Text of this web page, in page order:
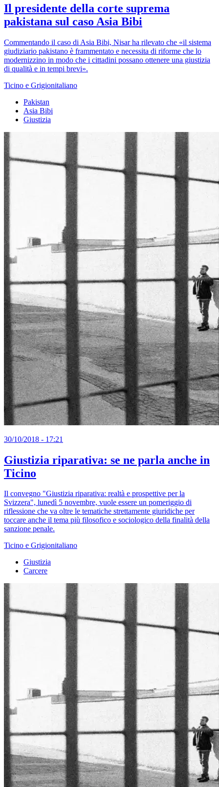
Il presidente della corte suprema
pakistana sul caso Asia Bibi
Commentando il caso di Asia Bibi, Nisar ha rilevato che «il sistema
giudiziario pakistano è frammentato e necessita di riforme che lo
modernizzino in modo che i cittadini possano ottenere una giustizia
di qualità e in tempi brevi».
Ticino e Grigionitaliano
Pakistan
Asia Bibi
Giustizia
30/10/2018 - 17:21
Giustizia riparativa: se ne parla anche in
Ticino
Il convegno "Giustizia riparativa: realtà e prospettive per la
Svizzera", lunedì 5 novembre, vuole essere un pomeriggio di
riflessione che va oltre le tematiche strettamente giuridiche per
toccare anche il tema più filosofico e sociologico della finalità della
sanzione penale.
Ticino e Grigionitaliano
Giustizia
Carcere